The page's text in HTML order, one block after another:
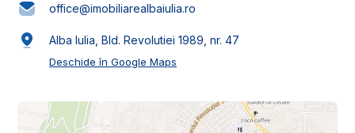
office@imobiliarealbaiulia.ro
Alba Iulia, Bld. Revolutiei 1989, nr. 47
Deschide în Google Maps